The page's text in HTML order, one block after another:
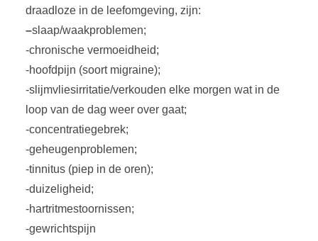
draadloze in de leefomgeving, zijn:
–slaap/waakproblemen;
-chronische vermoeidheid;
-hoofdpijn (soort migraine);
-slijmvliesirritatie/verkouden elke morgen wat in de
loop van de dag weer over gaat;
-concentratiegebrek;
-geheugenproblemen;
-tinnitus (piep in de oren);
-duizeligheid;
-hartritmestoornissen;
-gewrichtspijn